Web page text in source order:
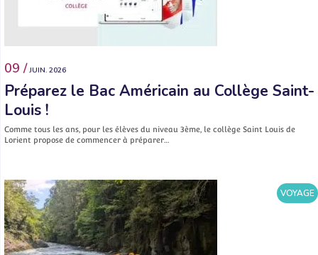
09 / JUIN. 2026
Préparez le Bac Américain au Collège Saint-
Louis !
Comme tous les ans, pour les élèves du niveau 3ème, le collège Saint Louis de
Lorient propose de commencer à préparer…
VOYAGE